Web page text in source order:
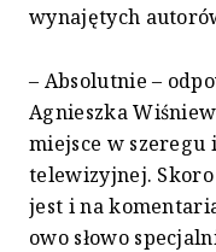
wynajętych
– Absolutnie –
Agnieszka
miejsce w
telewizyjnej.
jest i na
owo słowo